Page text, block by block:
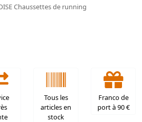
Chaussettes de running
Tous les
articles en
stock
Franco de
port à 90 €